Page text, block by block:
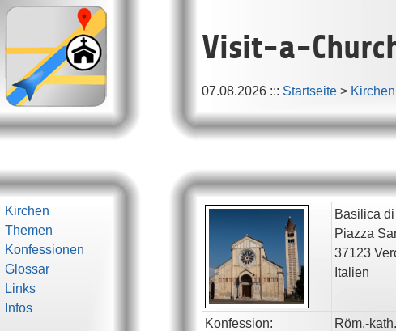
Visit-a-
07.08.2026 ::: Startseite > Kirchen
Kirchen
Themen
Konfessionen
Glossar
Links
Infos
Basilica
Piazza
37123
Italien
Konfession:
Röm.-kath.